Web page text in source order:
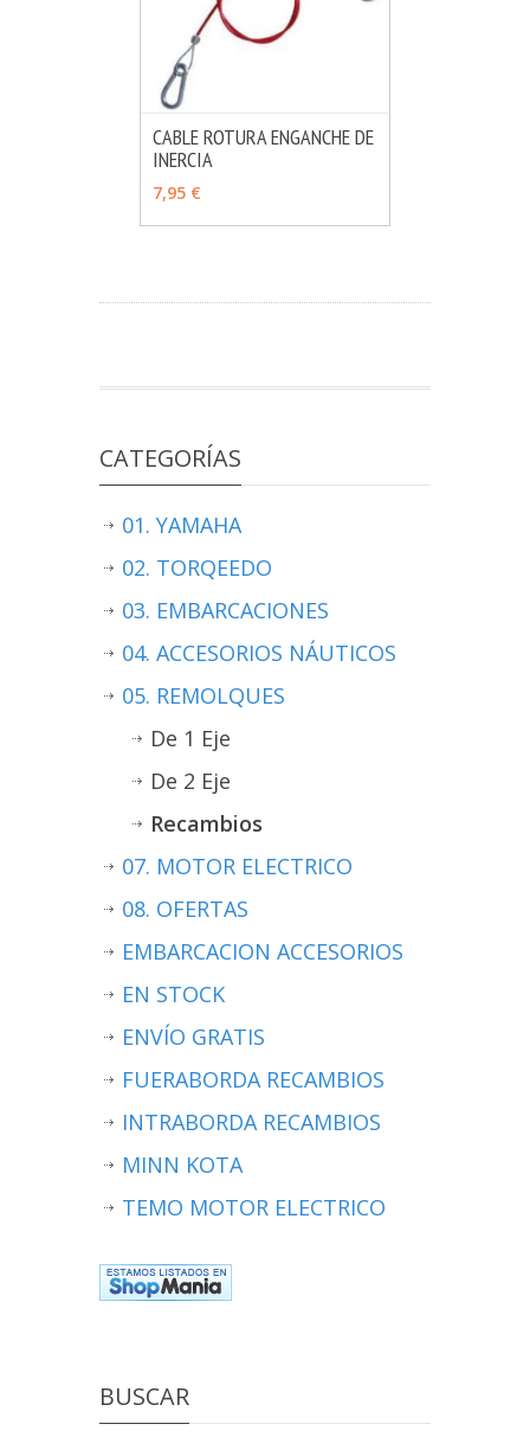
AÑADIR
CABLE ROTURA ENGANCHE DE
INERCIA
7,95 €
CATEGORÍAS
01. YAMAHA
02. TORQEEDO
03. EMBARCACIONES
04. ACCESORIOS NÁUTICOS
05. REMOLQUES
De 1 Eje
De 2 Eje
Recambios
07. MOTOR ELECTRICO
08. OFERTAS
EMBARCACION ACCESORIOS
EN STOCK
ENVÍO GRATIS
FUERABORDA RECAMBIOS
INTRABORDA RECAMBIOS
MINN KOTA
TEMO MOTOR ELECTRICO
BUSCAR